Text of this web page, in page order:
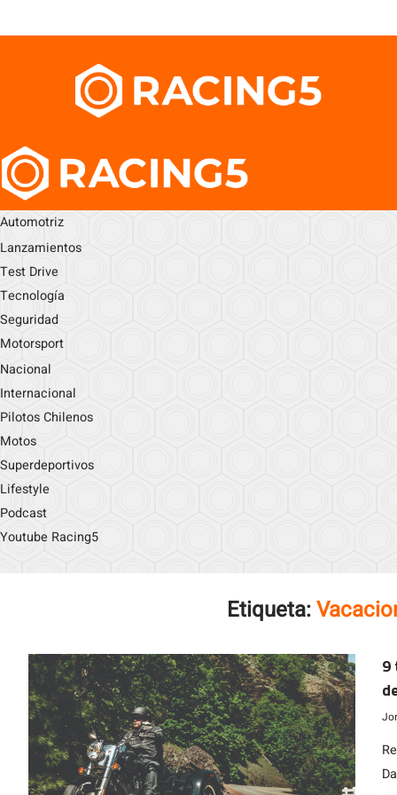
Automotriz
Lanzamientos
Test Drive
Tecnología
Seguridad
Motorsport
Nacional
Internacional
Pilotos Chilenos
Motos
Superdeportivos
Lifestyle
Podcast
Youtube Racing5
Etiqueta:
9